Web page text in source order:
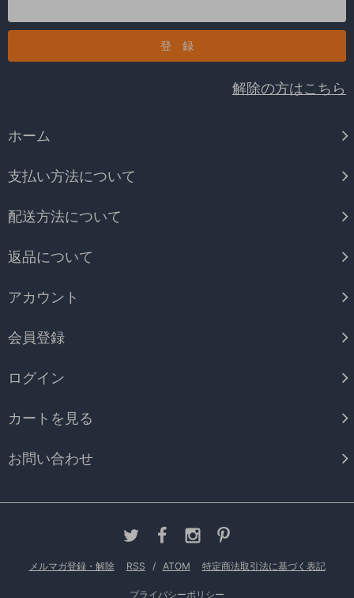
解除の方はこちら
ホーム
支払い方法について
配送方法について
返品について
アカウント
会員登録
ログイン
カートを見る
お問い合わせ
メルマガ登録・解除 RSS / ATOM 特定商法取引法に基づく表記
プライバシーポリシー